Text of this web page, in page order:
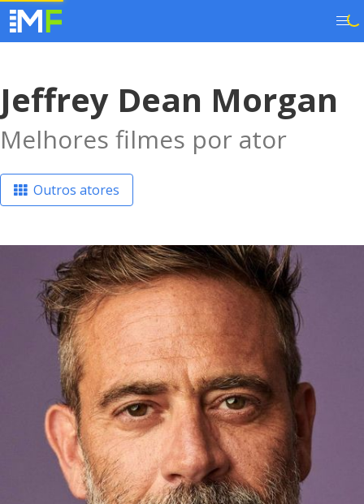
Jeffrey Dean Morgan
Melhores filmes por ator
Outros atores